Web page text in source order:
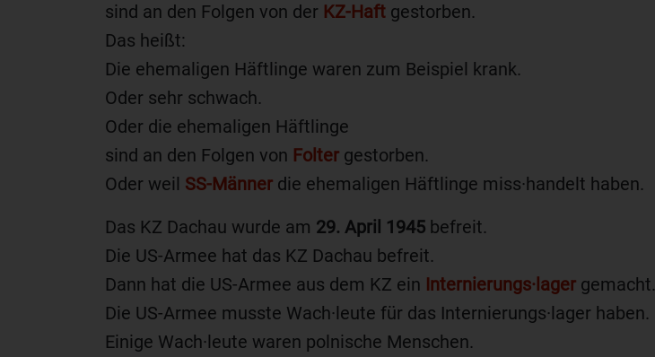
sind an den Folgen von der KZ-Haft gestorben.
Das heißt:
Die ehemaligen Häftlinge waren zum Beispiel krank.
Oder sehr schwach.
Oder die ehemaligen Häftlinge
sind an den Folgen von Folter gestorben.
Oder weil SS-Männer die ehemaligen Häftlinge miss·handelt haben.
Das KZ Dachau wurde am 29. April 1945 befreit.
Die US-Armee hat das KZ Dachau befreit.
Dann hat die US-Armee aus dem KZ ein Internierungs·lager gemacht.
Die US-Armee musste Wach·leute für das Internierungs·lager haben.
Einige Wach·leute waren polnische Menschen.